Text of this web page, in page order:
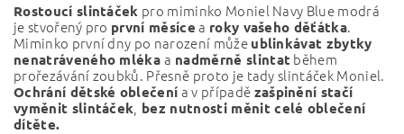
Rostoucí slintáček pro miminko Moniel Navy Blue modrá
je stvořený pro první měsíce a roky vašeho děťátka.
Miminko první dny po narození může ublinkávat zbytky
nenatráveného mlékaa nadměrně slintat během
prořezávání zoubků. Přesně proto je tady slintáček Moniel.
Ochrání dětské oblečení a v případě zašpinění stačí
vyměnit slintáček bez nutnosti měnit celé oblečení
dítěte.